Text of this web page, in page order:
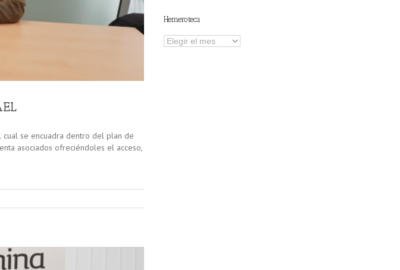
cual se encuadra dentro del plan de
asociados ofreciéndoles el acceso,
Hemeroteca
Hemeroteca